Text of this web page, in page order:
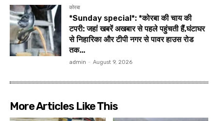
कोरबा
*Sunday special*: *कोरबा की चाय की
टपरी: जहां खबरें अखबार से पहले पहुंचती हैं,घंटाघर
से निहारिका और टीपी नगर से पावर हाउस रोड
तक...
admin - August 9, 2026
More Articles Like This